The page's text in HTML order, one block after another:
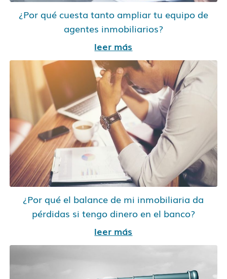
¿Por qué cuesta tanto ampliar tu equipo de
agentes inmobiliarios?
leer más
¿Por qué el balance de mi inmobiliaria da
pérdidas si tengo dinero en el banco?
leer más